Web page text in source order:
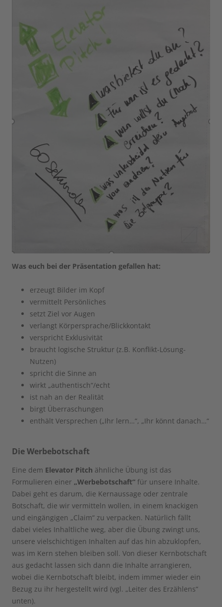
Was euch bei der Präsentation gefallen hat:
erzeugt Bilder im Kopf
vermittelt Persönliches
setzt Ziel vor Augen
verlangt Körpersprache/Blickkontakt
verspricht Exklusivität
braucht logische Struktur (z.B. Konflikt-Lösung-
Nutzen)
spricht die Sinne an
wirkt „authentisch“/echt
ist nah an der Realität
birgt Überraschungen
enthält Versprechen („Ihr lern…“, „Ihr könnt danach…“
Die Werbebotschaft
Eine dem Elevator Pitch ähnliche Übung ist das
Formulieren einer „Werbebotschaft“ für unsere Inhalte.
Dabei geht es darum, die Kernaussage oder zentrale
Botschaft, die wir vermitteln wollen, in einem knackigen
und eingängigen „Claim“ zu verpacken. Natürlich fällt
dabei vieles Inhaltliche weg, aber die Übung zwingt uns,
unsere vielschichtigen Inhalten auf das hin abzuklopfen,
was im Kern stehen bleiben soll. Von dieser Kernbotschaft
aus gedacht lassen sich dann die Inhalte arrangieren,
wobei die Kernbotschaft bleibt, indem immer wieder ein
Bezug zu ihr hergestellt wird (vgl. „Leiter des Erzählens“
unten).